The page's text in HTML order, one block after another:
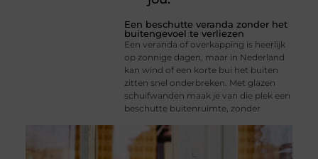
Een beschutte veranda zonder het
buitengevoel te verliezen
Een veranda of overkapping is heerlijk
op zonnige dagen, maar in Nederland
kan wind of een korte bui het buiten
zitten snel onderbreken. Met glazen
schuifwanden maak je van die plek een
beschutte buitenruimte, zonder